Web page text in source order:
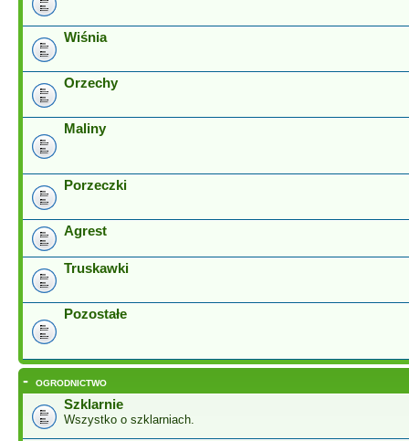
Wiśnia
Orzechy
Maliny
Porzeczki
Agrest
Truskawki
Pozostałe
- OGRODNICTWO
Szklarnie
Wszystko o szklarniach.